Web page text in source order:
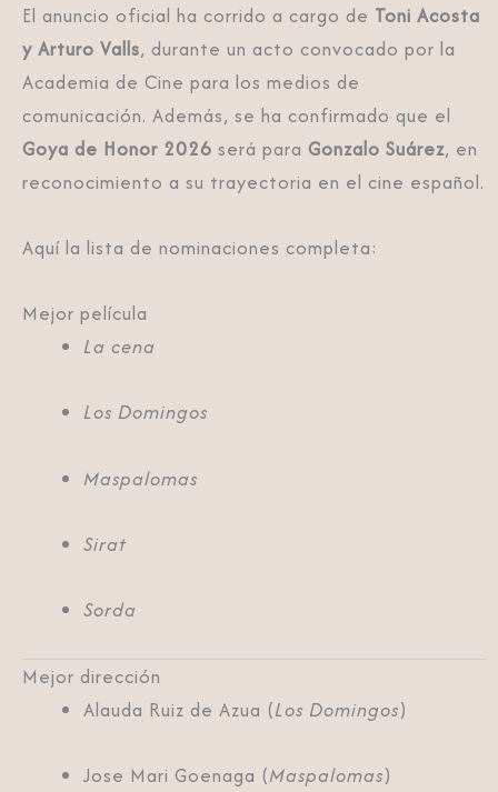
El anuncio oficial ha corrido a cargo de Toni Acosta
y Arturo Valls, durante un acto convocado por la
Academia de Cine para los medios de
comunicación. Además, se ha confirmado que el
Goya de Honor 2026 será para Gonzalo Suárez, en
reconocimiento a su trayectoria en el cine español.
Aquí la lista de nominaciones completa:
Mejor película
La cena
Los Domingos
Maspalomas
Sirat
Sorda
Mejor dirección
Alauda Ruiz de Azua (Los Domingos)
Jose Mari Goenaga (Maspalomas)